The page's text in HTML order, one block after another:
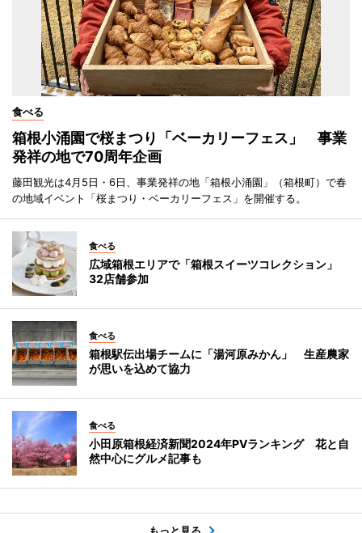
食べる
箱根小涌園で桜まつり「ベーカリーフェス」 事業
発祥の地で70周年企画
藤田観光は4月5日・6日、事業発祥の地「箱根小涌園」（箱根町）で春
の地域イベント「桜まつり・ベーカリーフェス」を開催する。
食べる
広域箱根エリアで「箱根スイーツコレクション」
32店舗参加
食べる
箱根駅伝出場チームに「湯河原みかん」 生産農家
が思いを込めて協力
食べる
小田原箱根経済新聞2024年PVランキング 花と自
然中心にグルメ記事も
もっと見る